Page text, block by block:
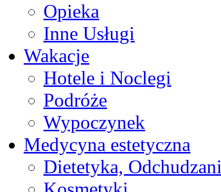
Opieka
Inne Usługi
Wakacje
Hotele i Noclegi
Podróże
Wypoczynek
Medycyna estetyczna
Dietetyka,